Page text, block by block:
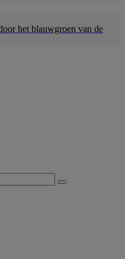
het blauwgroen van de